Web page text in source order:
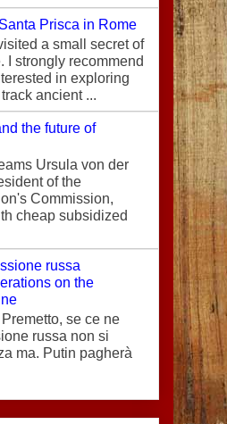
Prisca in Rome
a small secret of
I strongly recommend
in exploring
ancient ...
the future of
Ursula von der
of the
Commission,
cheap subsidized
russa
on the
se ce ne
russa non si
ma. Putin pagherà